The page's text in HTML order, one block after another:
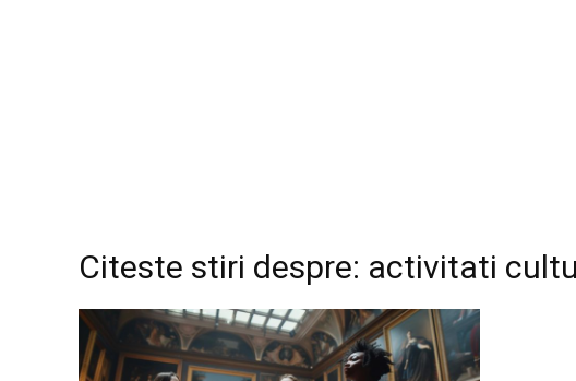
Citeste stiri despre: activitati